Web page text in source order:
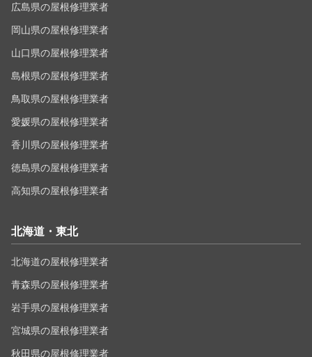
広島県の屋根修理業者
岡山県の屋根修理業者
山口県の屋根修理業者
島根県の屋根修理業者
鳥取県の屋根修理業者
愛媛県の屋根修理業者
香川県の屋根修理業者
徳島県の屋根修理業者
高知県の屋根修理業者
北海道・東北
北海道の屋根修理業者
青森県の屋根修理業者
岩手県の屋根修理業者
宮城県の屋根修理業者
秋田県の屋根修理業者